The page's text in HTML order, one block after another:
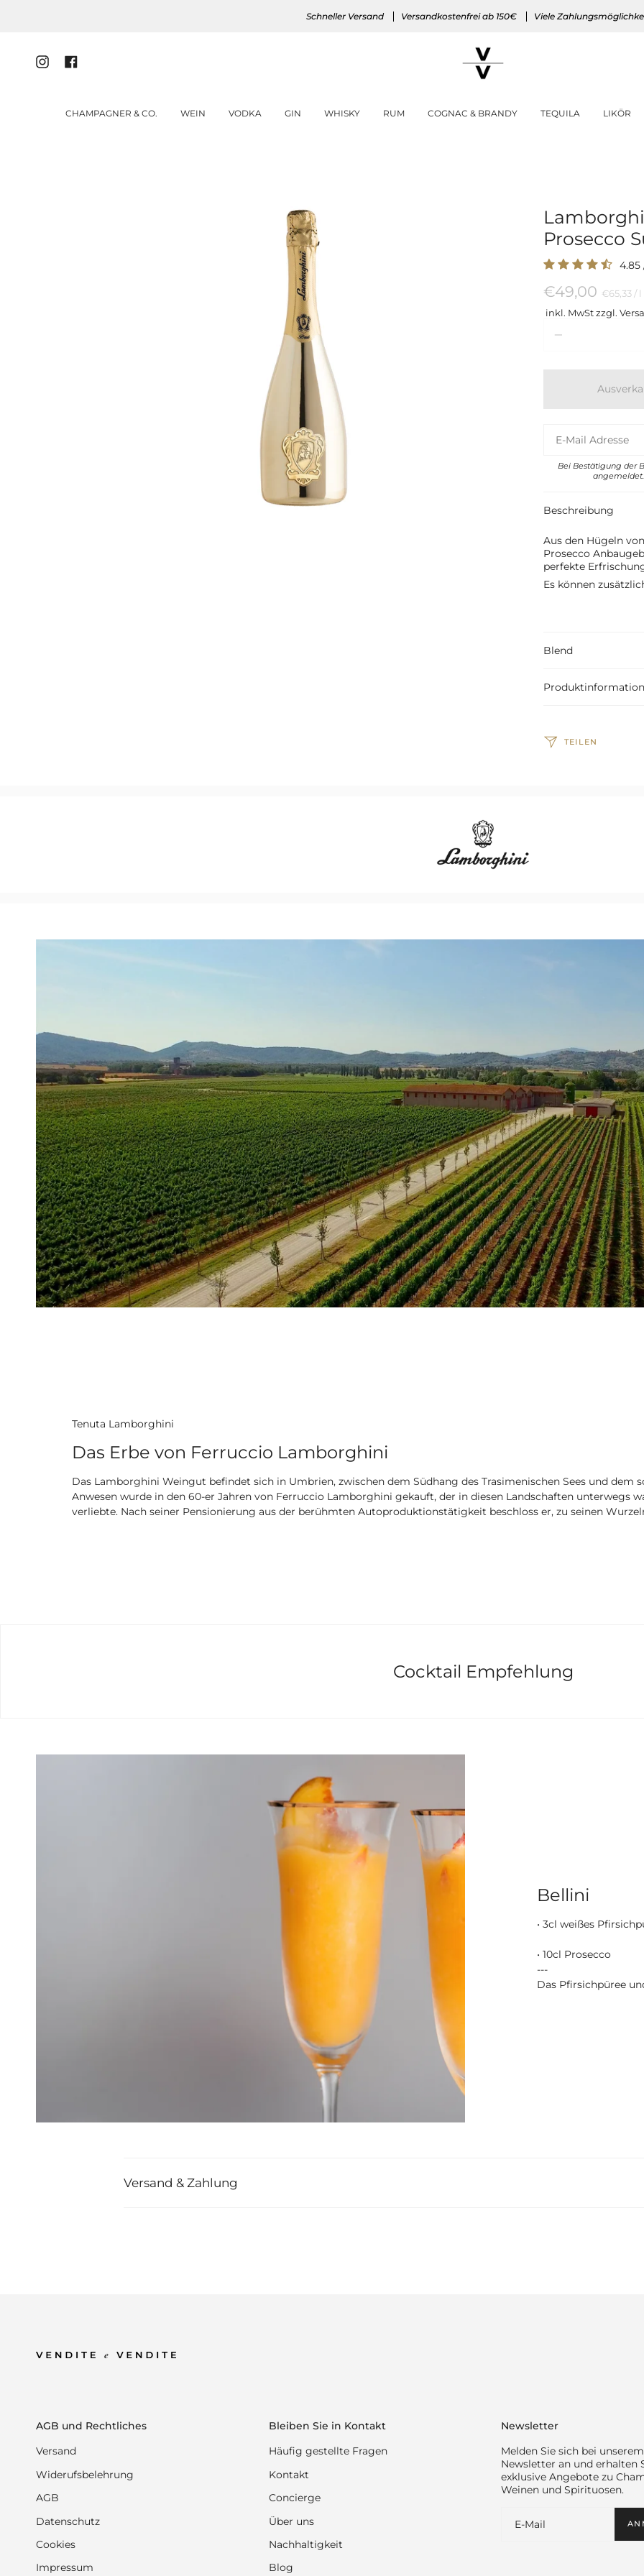
Schneller Versand Versandkostenfrei ab 150€ Viele
InstagramFacebook
CHAMPAGNER & CO. WEIN VODKA GIN WHISKY RUM COGNAC & BRANDY TEQUILA LIKÖR
Prosecco
4.85
€49,00 Preis
Einheit
€65,33 / l
inkl. MwSt zzgl.
Bei Bestätigung der
Beschreibung
Aus den Hügeln
Prosecco
perfekte
Es können
Blend
TEILEN
Tenuta Lamborghini
Das Erbe von Ferruccio Lamborghini
Das Lamborghini Weingut befindet sich in Umbrien, zwischen dem Südhang des Trasimenischen Sees und dem
Anwesen wurde in den 60-er Jahren von Ferruccio Lamborghini gekauft, der in diesen Landschaften unterwegs
verliebte. Nach seiner Pensionierung aus der berühmten Autoproduktionstätigkeit beschloss er, zu seinen
Cocktail Empfehlung
Bellini
• 3cl weißes
• 10cl Prosecco
---
Das Pfirsichpüree
Versand & Zahlung
AGB und Rechtliches
Versand
Widerufsbelehrung
AGB
Datenschutz
Cookies
Impressum
Bleiben Sie in Kontakt
Häufig gestellte Fragen
Kontakt
Concierge
Über uns
Nachhaltigkeit
Blog
Newsletter
Melden Sie sich bei unserem
Newsletter an und erhalten
exklusive Angebote zu
Weinen und Spirituosen.